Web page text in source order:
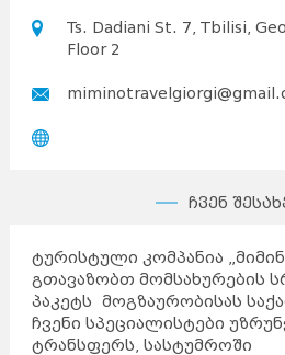
Ts. Dadiani St. 7, Tbilisi,
Floor 2
ჩვენ
ტურისტული კომპანია
გთავაზობთ მომსახურების
პაკეტს მოგზაურობისას
ჩვენი სპეციალისტები
ტრანსფერს, სასტუმროში